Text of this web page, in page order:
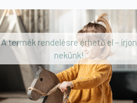
A termék rendelésre érhető el – írjon
nekünk!